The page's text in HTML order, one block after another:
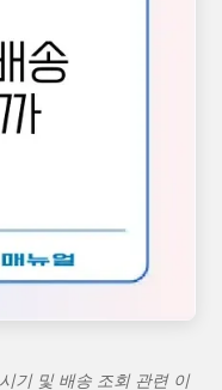
기 및 배송 조회 관련 이